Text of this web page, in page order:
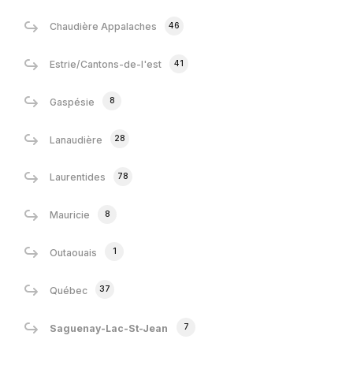
Chaudière Appalaches 46
Estrie/Cantons-de-l'est 41
Gaspésie 8
Lanaudière 28
Laurentides 78
Mauricie 8
Outaouais 1
Québec 37
Saguenay-Lac-St-Jean 7